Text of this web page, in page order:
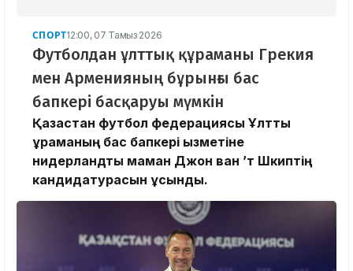
СПОРТ12:00, 07 Тамыз 2026
Футболдан ұлттық құраманы Грекия
мен Арменияның бұрынғы бас
бапкері басқаруы мүмкін
Қазақстан футбол федерациясы Ұлттық
құраманың бас бапкері қызметіне
нидерландтық маман Джон ван ’т Шкиптің
кандидатурасын ұсынды.